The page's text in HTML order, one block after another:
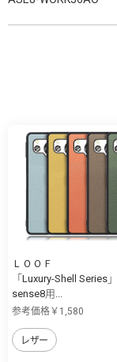
ＬＯＯＦ
「Luxury-Shell Series
sense8用...
参考価格￥1,580
レザー